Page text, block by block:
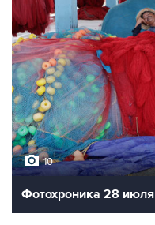
10
Фотохроника 28 июля